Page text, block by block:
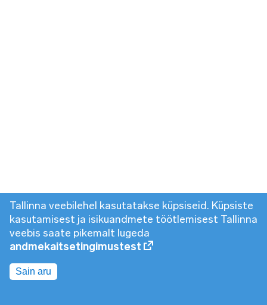
Tallinna veebilehel kasutatakse küpsiseid. Küpsiste
kasutamisest ja isikuandmete töötlemisest Tallinna
veebis saate pikemalt lugeda
andmekaitsetingimustest
Sain aru